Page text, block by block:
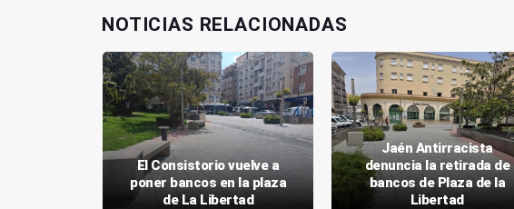
NOTICIAS RELACIONADAS
El Consistorio vuelve a
poner bancos en la plaza
de La Libertad
Jaén Antirracista
denuncia la retirada de
bancos de Plaza de la
Libertad